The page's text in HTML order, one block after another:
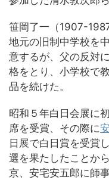
笹岡了一（1907-
地元の旧制中学校を
意するが、父の反対
格をとり、小学校で
品を続けた。
昭和５年白日会展に
席を受賞、その際に
日展で白日賞を受賞
選を果たしたことか
京、安宅安五郎に師